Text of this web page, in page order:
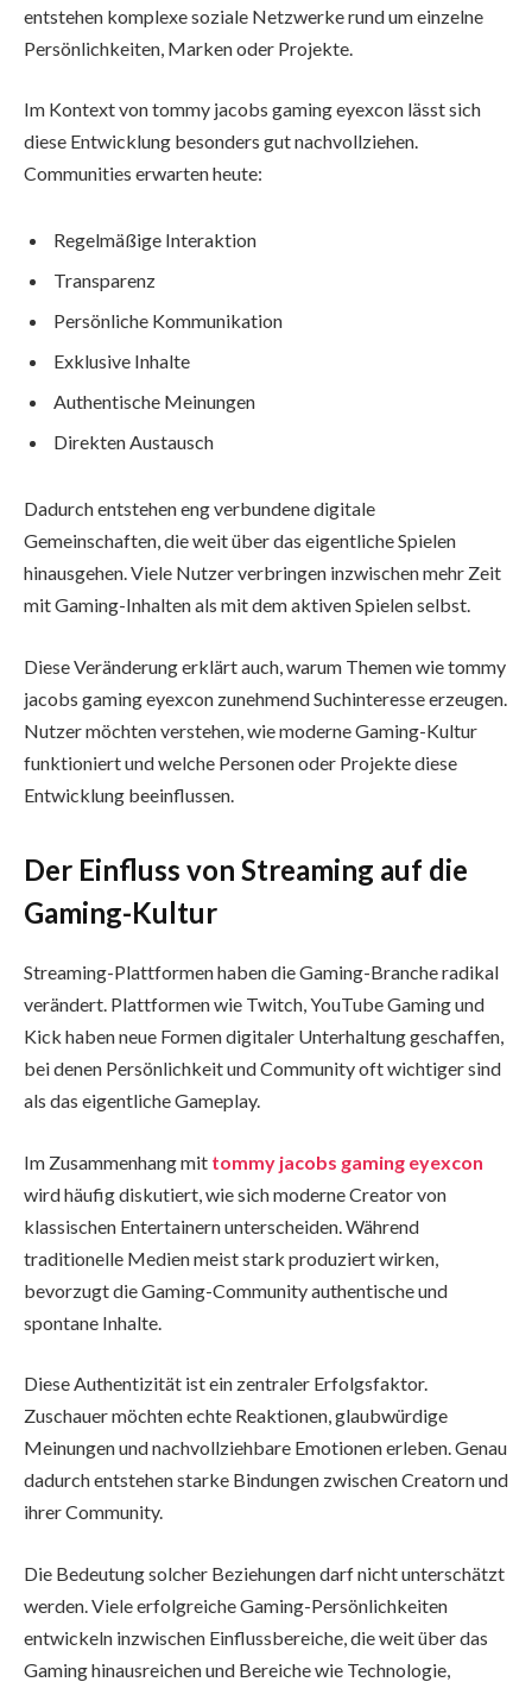
entstehen komplexe soziale Netzwerke rund um einzelne
Persönlichkeiten, Marken oder Projekte.
Im Kontext von tommy jacobs gaming eyexcon lässt sich
diese Entwicklung besonders gut nachvollziehen.
Communities erwarten heute:
Regelmäßige Interaktion
Transparenz
Persönliche Kommunikation
Exklusive Inhalte
Authentische Meinungen
Direkten Austausch
Dadurch entstehen eng verbundene digitale
Gemeinschaften, die weit über das eigentliche Spielen
hinausgehen. Viele Nutzer verbringen inzwischen mehr Zeit
mit Gaming-Inhalten als mit dem aktiven Spielen selbst.
Diese Veränderung erklärt auch, warum Themen wie tommy
jacobs gaming eyexcon zunehmend Suchinteresse erzeugen.
Nutzer möchten verstehen, wie moderne Gaming-Kultur
funktioniert und welche Personen oder Projekte diese
Entwicklung beeinflussen.
Der Einfluss von Streaming auf die
Gaming-Kultur
Streaming-Plattformen haben die Gaming-Branche radikal
verändert. Plattformen wie Twitch, YouTube Gaming und
Kick haben neue Formen digitaler Unterhaltung geschaffen,
bei denen Persönlichkeit und Community oft wichtiger sind
als das eigentliche Gameplay.
Im Zusammenhang mit tommy jacobs gaming eyexcon
wird häufig diskutiert, wie sich moderne Creator von
klassischen Entertainern unterscheiden. Während
traditionelle Medien meist stark produziert wirken,
bevorzugt die Gaming-Community authentische und
spontane Inhalte.
Diese Authentizität ist ein zentraler Erfolgsfaktor.
Zuschauer möchten echte Reaktionen, glaubwürdige
Meinungen und nachvollziehbare Emotionen erleben. Genau
dadurch entstehen starke Bindungen zwischen Creatorn und
ihrer Community.
Die Bedeutung solcher Beziehungen darf nicht unterschätzt
werden. Viele erfolgreiche Gaming-Persönlichkeiten
entwickeln inzwischen Einflussbereiche, die weit über das
Gaming hinausreichen und Bereiche wie Technologie,